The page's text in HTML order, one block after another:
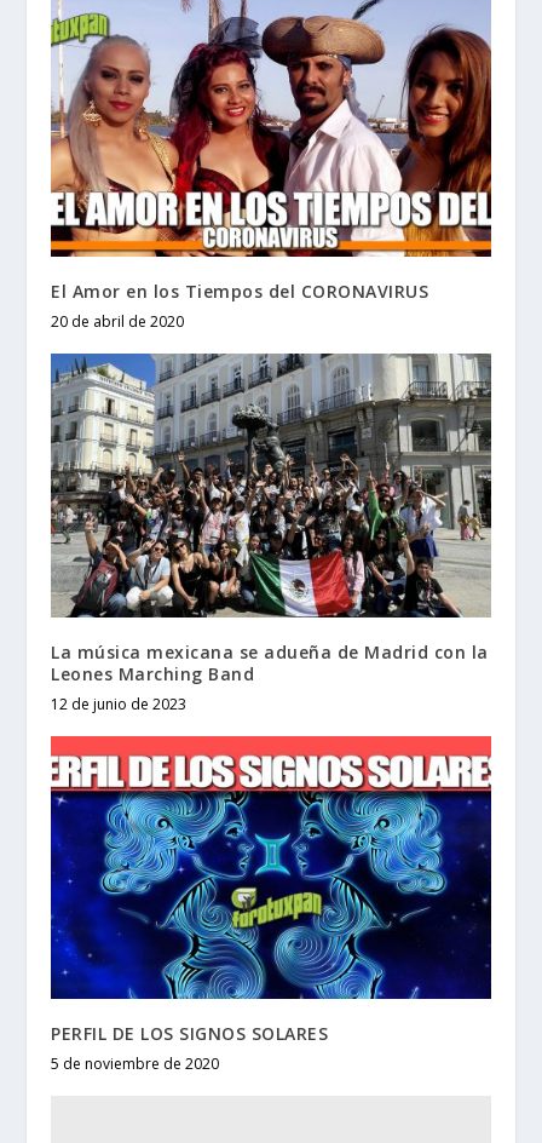
El Amor en los Tiempos del CORONAVIRUS
20 de abril de 2020
La música mexicana se adueña de Madrid con la
Leones Marching Band
12 de junio de 2023
PERFIL DE LOS SIGNOS SOLARES
5 de noviembre de 2020